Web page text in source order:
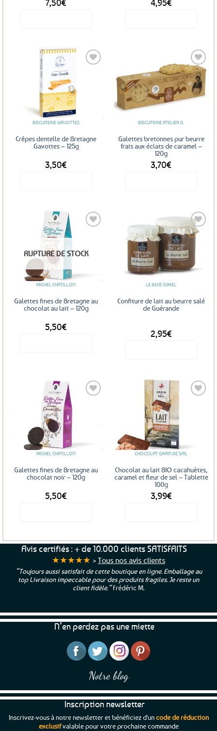
7,50€ 4,95€
BISCUITERIE GAVOTTES
Crêpes dentelle de Bretagne
Gavottes – 125g
3,50€
Ajouter
aux
favoris
BISCUITERIE ATELIER D.
Galettes bretonnes pur beurre
frais aux éclats de caramel –
120g
3,70€
Ajouter
aux
RUPTURE DE STOCK
MICHEL CHATILLON
Galettes fines de Bretagne au
chocolat au lait – 120g
5,50€
Ajouter
favoris
LE BOIS JUMEL
Confiture de lait au beurre salé
de Guérande
2,95€
peuvent
être
choisies
sur
la
MICHEL CHATILLON
Galettes fines de Bretagne au
chocolat noir – 120g
5,50€
CHOCOLAT GRAIN DE SAIL
Chocolat au lait BIO cacahuètes,
caramel et fleur de sel – Tablette
100g
3,99€
Avis certifiés : + de 10.000 clients SATISFAITS
★★★★★ > Tous nos avis clients
“Toujours aussi satisfait de cette boutique en ligne. Emballage au
top Livraison impeccable pour des produits fragiles. Je reste un
client fidèle.”Frédéric M.
N’en perdez pas une miette
Notre blog
Inscription newsletter
Inscrivez-vous à notre newsletter et bénéficiez d'uncode de réduction
exclusifvalable pour votre prochaine commande